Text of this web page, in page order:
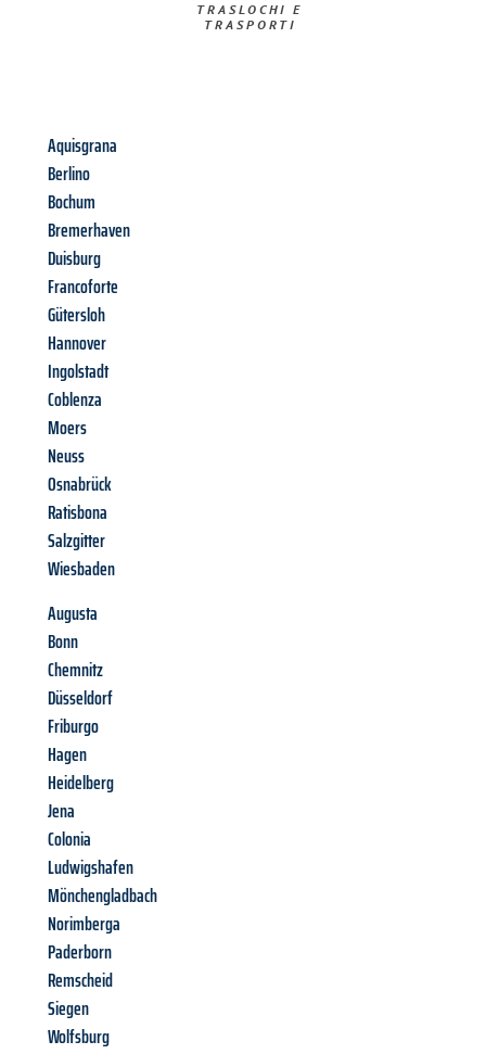
TRASLOCHI E
TRASPORTI​
Aquisgrana
Berlino
Bochum
Bremerhaven
Duisburg
Francoforte
Gütersloh
Hannover
Ingolstadt
Coblenza
Moers
Neuss
Osnabrück
Ratisbona
Salzgitter
Wiesbaden
Augusta
Bonn
Chemnitz
Düsseldorf
Friburgo
Hagen
Heidelberg
Jena
Colonia
Ludwigshafen
Mönchengladbach
Norimberga
Paderborn
Remscheid
Siegen
Wolfsburg